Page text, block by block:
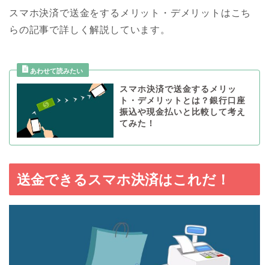
スマホ決済で送金をするメリット・デメリットはこち
らの記事で詳しく解説しています。
スマホ決済で送金するメリッ
ト・デメリットとは？銀行口座
振込や現金払いと比較して考え
てみた！
送金できるスマホ決済はこれだ！